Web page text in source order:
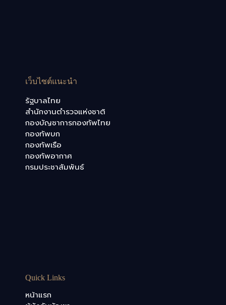
เว็บไซต์แนะนำ
รัฐบาลไทย
สำนักงานตำรวจแห่งชาติ
กองบัญชาการกองทัพไทย
กองทัพบก
กองทัพเรือ
กองทัพอากาศ
กรมประชาสัมพันธ์
Quick Links
หน้าแรก